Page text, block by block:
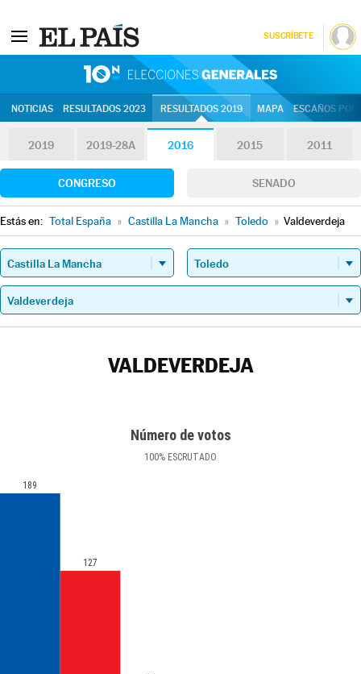
SUSCRÍBETE
NOTICIAS RESULTADOS 2023 RESULTADOS 2019 MAPA ESCAÑOS
2019 2019-28A 2016 2015 2011
CONGRESO SENADO
Estás en: Total España » Castilla La Mancha » Toledo » Valdeverdeja
VALDEVERDEJA
Número de votos
100% ESCRUTADO
189
127